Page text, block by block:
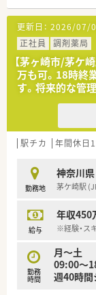
【想定され
■主に調剤
とりに丁寧
■在宅医療
じて専門性
■独自の音
かつ安全に
【こんな取
■外来がん
額5万円の
知識を習得
■健康サポ
康増進に
【こんな方
■認定薬剤
■女性の管
てキャリア
■病院薬剤
更新日： 2026/07/
正社員
調剤薬局
【茅ヶ崎市/茅ケ
万も可。18時終
す。将来的な管
駅チカ 年間休日
勤務地
神奈川
茅ケ崎駅
給与
年収450
※経験・ス
勤務
時間
月～土
09:00～
週40時間